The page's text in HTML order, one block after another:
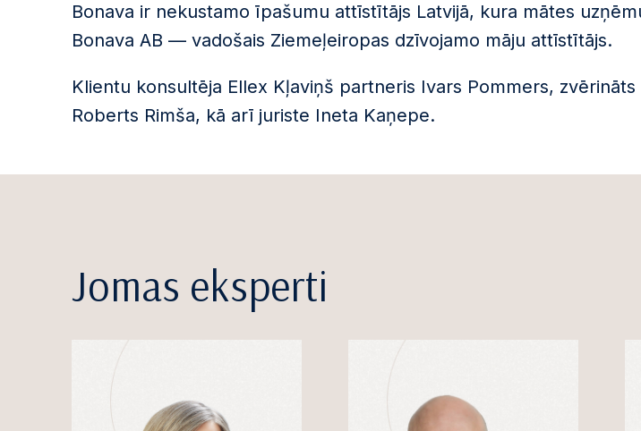
Bonava ir nekustamo īpašumu attīstītājs Latvijā, kura mātes
Bonava AB — vadošais Ziemeļeiropas dzīvojamo māju attīstītājs.
Klientu konsultēja Ellex Kļaviņš partneris Ivars Pommers, zvērināts
Roberts Rimša, kā arī juriste Ineta Kaņepe.
Jomas eksperti